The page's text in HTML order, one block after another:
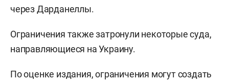
через Дарданеллы.
Ограничения также затронули некоторые суда,
направляющиеся на Украину.
По оценке издания, ограничения могут создать